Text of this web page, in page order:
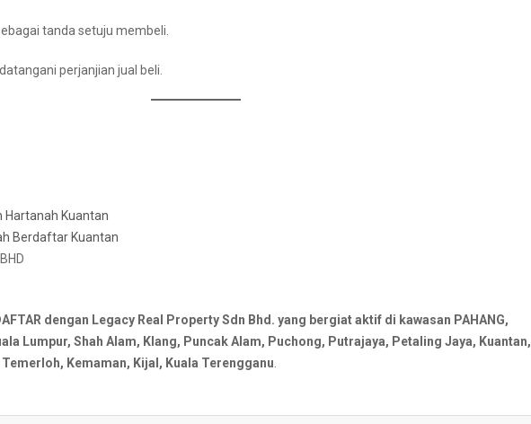
tanda setuju membeli.
perjanjian jual beli.
Hartanah Kuantan
Berdaftar Kuantan
dengan Legacy Real Property Sdn Bhd. yang bergiat aktif di kawasan PAHANG,
Lumpur, Shah Alam, Klang, Puncak Alam, Puchong, Putrajaya, Petaling Jaya, Kuantan,
Kemaman, Kijal, Kuala Terengganu.